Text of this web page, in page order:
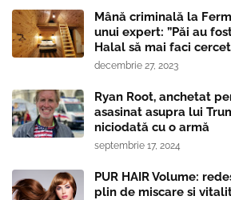
Mână criminală la
unui expert: ”Păi au
Halal să mai faci
decembrie 27, 2023
Ryan Root, anchetat
asasinat asupra lui
niciodată cu o armă
septembrie 17, 2024
PUR HAIR Volume:
plin de miscare si